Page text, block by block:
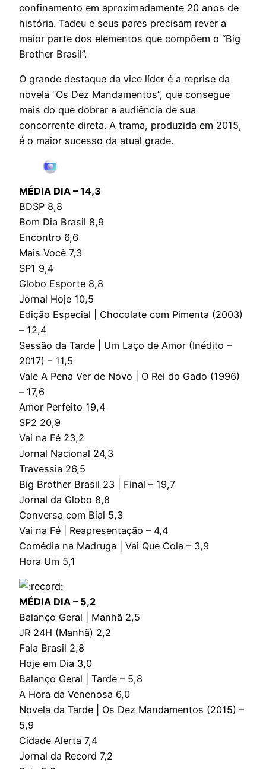
confinamento em aproximadamente 20 anos de
história. Tadeu e seus pares precisam rever a
maior parte dos elementos que compõem o “Big
Brother Brasil”.
O grande destaque da vice líder é a reprise da
novela “Os Dez Mandamentos”, que consegue
mais do que dobrar a audiência de sua
concorrente direta. A trama, produzida em 2015,
é o maior sucesso da atual grade.
MÉDIA DIA – 14,3
BDSP 8,8
Bom Dia Brasil 8,9
Encontro 6,6
Mais Você 7,3
SP1 9,4
Globo Esporte 8,8
Jornal Hoje 10,5
Edição Especial | Chocolate com Pimenta (2003)
– 12,4
Sessão da Tarde | Um Laço de Amor (Inédito –
2017) – 11,5
Vale A Pena Ver de Novo | O Rei do Gado (1996)
– 17,6
Amor Perfeito 19,4
SP2 20,9
Vai na Fé 23,2
Jornal Nacional 24,3
Travessia 26,5
Big Brother Brasil 23 | Final – 19,7
Jornal da Globo 8,8
Conversa com Bial 5,3
Vai na Fé | Reapresentação – 4,4
Comédia na Madruga | Vai Que Cola – 3,9
Hora Um 5,1
MÉDIA DIA – 5,2
Balanço Geral | Manhã 2,5
JR 24H (Manhã) 2,2
Fala Brasil 2,8
Hoje em Dia 3,0
Balanço Geral | Tarde – 5,8
A Hora da Venenosa 6,0
Novela da Tarde | Os Dez Mandamentos (2015) –
5,9
Cidade Alerta 7,4
Jornal da Record 7,2